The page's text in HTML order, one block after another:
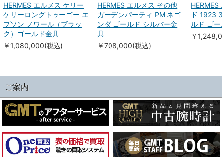
HERMES エルメス ケリー
ケリーロングトゥーゴー エ
プソン ノワール（ブラッ
ク）ゴールド金具
￥1,080,000(税込)
HERMES エルメス その他
ガーデンパーティ PM ネゴ
ンダ ゴールド シルバー金
具
￥708,000(税込)
ド 1923
ルド ゴ
￥
ご案内